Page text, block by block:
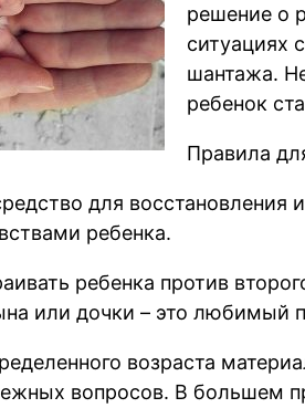
решение о
ситуациях
шантажа.
ребенок
Правила
для восстановления
ребенка.
ребенка против
или дочки – это любимый
возраста
вопросов. В большем